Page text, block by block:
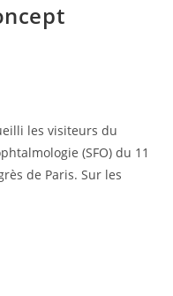
les visiteurs du
(SFO) du 11
de Paris. Sur les